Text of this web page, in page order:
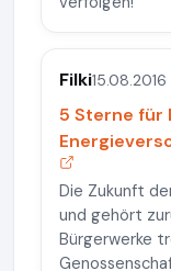
Filki15.08.2016
5 Sterne für
Die Zukunft
und gehört
Bürgerwerke